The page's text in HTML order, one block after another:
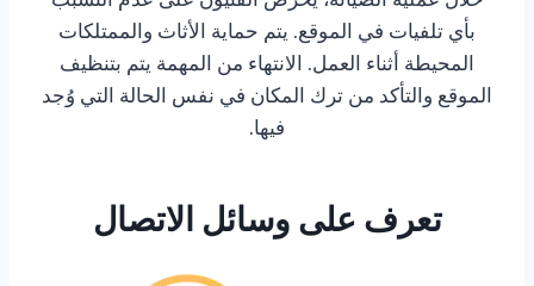
بأي تلفيات في الموقع. يتم حماية الأثاث والممتلكات
المحيطة أثناء العمل. الانتهاء من المهمة يتم بتنظيف
الموقع والتأكد من ترك المكان في نفس الحالة التي وُجد
فيها.
تعرف على وسائل الاتصال